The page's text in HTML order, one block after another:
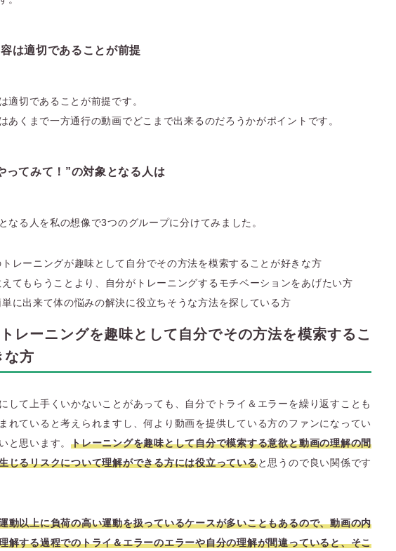
は適切であることが前提
適切であることが前提です。
あくまで一方通行の動画でどこまで出来るのだろうかがポイントです。
ってみて！”の対象となる人は
なる人を私の想像で3つのグループに分けてみました。
レーニングが趣味として自分でその方法を模索することが好きな方
てもらうことより、自分がトレーニングするモチベーションをあげたい方
単に出来て体の悩みの解決に役立ちそうな方法を探している方
レーニングを趣味として自分でその方法を模索するこ
な方
して上手くいかないことがあっても、自分でトライ＆エラーを繰り返すことも
れていると考えられますし、何より動画を提供している方のファンになってい
と思います。トレーニングを趣味として自分で模索する意欲と動画の理解の間
じるリスクについて理解ができる方には役立っていると思うので良い関係です
動以上に負荷の高い運動を扱っているケースが多いこともあるので、動画の内
解する過程でのトライ＆エラーのエラーや自分の理解が間違っていると、そこ